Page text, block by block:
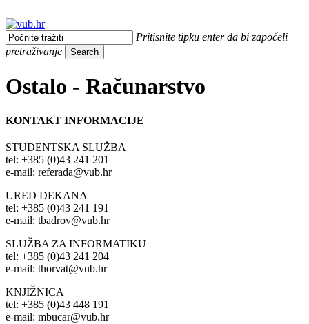
to
main
content
search
Menu
Pritisnite tipku enter da bi započeli
pretraživanje
Search
Search
Ostalo - Računarstvo
KONTAKT INFORMACIJE
STUDENTSKA SLUŽBA
tel: +385 (0)43 241 201
e-mail: referada@vub.hr
URED DEKANA
tel: +385 (0)43 241 191
e-mail: tbadrov@vub.hr
SLUŽBA ZA INFORMATIKU
tel: +385 (0)43 241 204
e-mail: thorvat@vub.hr
KNJIŽNICA
tel: +385 (0)43 448 191
e-mail: mbucar@vub.hr